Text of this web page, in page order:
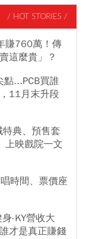
/ HOT STORIES /
賺760萬！傳
這麼貴」？
點...PCB買誰
11月末升段
典、預售套
上映戲院一文
時間、票價座
-KY營收大
才是真正賺錢